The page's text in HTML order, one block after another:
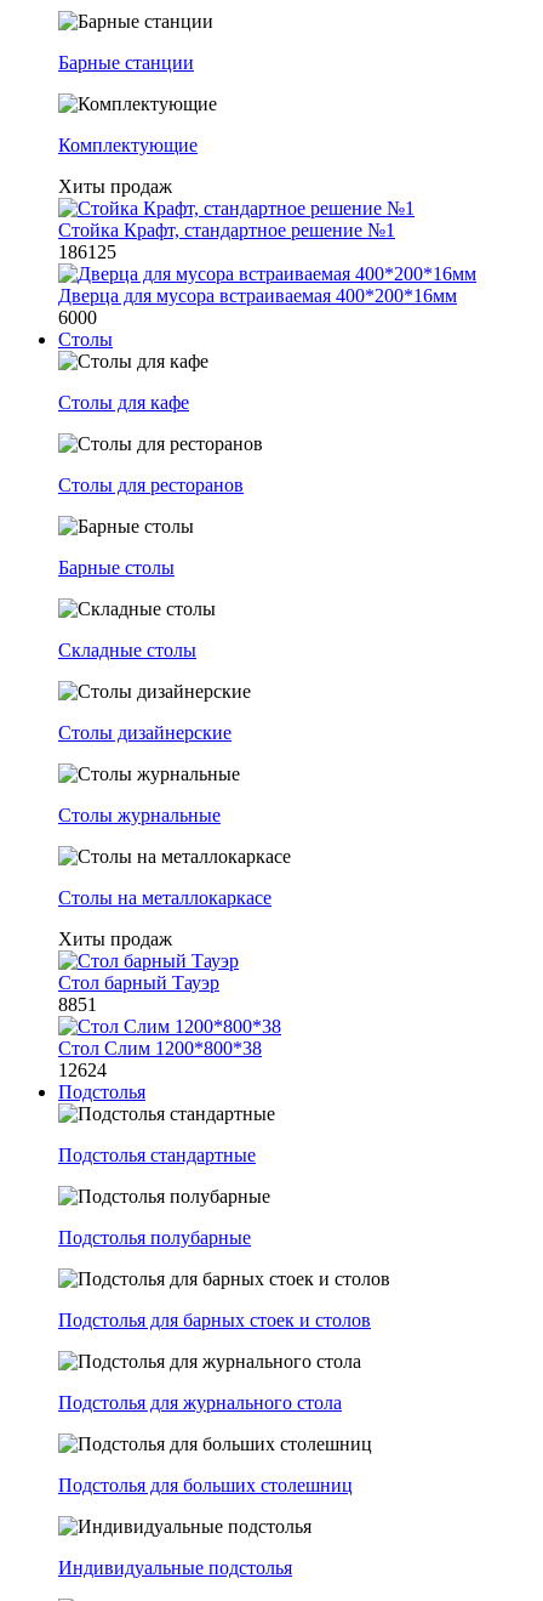
Барные станции
Комплектующие
Хиты продаж
Стойка Крафт, стандартное решение №1
186125
Дверца для мусора встраиваемая 400*200*16мм
6000
Столы
Столы для кафе
Столы для ресторанов
Барные столы
Складные столы
Столы дизайнерские
Столы журнальные
Столы на металлокаркасе
Хиты продаж
Стол барный Тауэр
8851
Стол Слим 1200*800*38
12624
Подстолья
Подстолья стандартные
Подстолья полубарные
Подстолья для барных стоек и столов
Подстолья для журнального стола
Подстолья для больших столешниц
Индивидуальные подстолья